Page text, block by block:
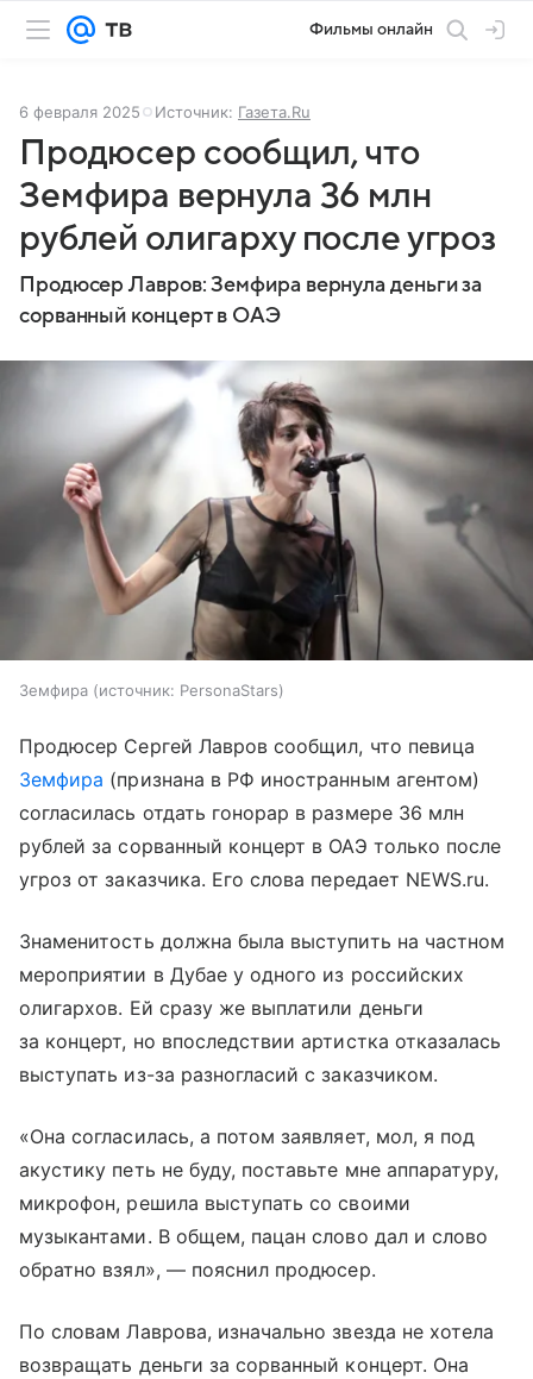
Фильмы онлайн
6 февраля 2025 Источник: Газета.Ru
Продюсер сообщил, что
Земфира вернула 36 млн
рублей олигарху после угроз
Продюсер Лавров: Земфира вернула деньги за
сорванный концерт в ОАЭ
Земфира источник: PersonaStars
Продюсер Сергей Лавров сообщил, что певица
Земфира (признана в РФ иностранным агентом)
согласилась отдать гонорар в размере 36 млн
рублей за сорванный концерт в ОАЭ только после
угроз от заказчика. Его слова передает NEWS.ru.
Знаменитость должна была выступить на частном
мероприятии в Дубае у одного из российских
олигархов. Ей сразу же выплатили деньги
за концерт, но впоследствии артистка отказалась
выступать из-за разногласий с заказчиком.
«Она согласилась, а потом заявляет, мол, я под
акустику петь не буду, поставьте мне аппаратуру,
микрофон, решила выступать со своими
музыкантами. В общем, пацан слово дал и слово
обратно взял», — пояснил продюсер.
По словам Лаврова, изначально звезда не хотела
возвращать деньги за сорванный концерт. Она